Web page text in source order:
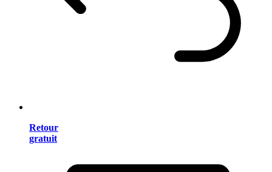
Retour
gratuit